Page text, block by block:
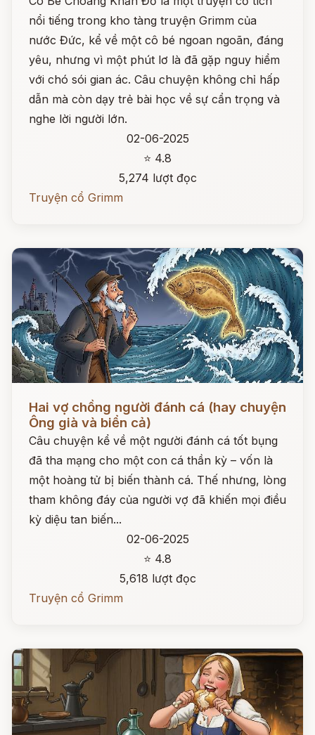
nổi tiếng trong kho tàng truyện Grimm của
nước Đức, kể về một cô bé ngoan ngoãn, đáng
yêu, nhưng vì một phút lơ là đã gặp nguy hiểm
với chó sói gian ác. Câu chuyện không chỉ hấp
dẫn mà còn dạy trẻ bài học về sự cẩn trọng và
nghe lời người lớn.
02-06-2025
⭐ 4.8
5,274 lượt đọc
Truyện cổ Grimm
Hai vợ chồng người đánh cá (hay chuyện
Ông già và biển cả)
Câu chuyện kể về một người đánh cá tốt bụng
đã tha mạng cho một con cá thần kỳ – vốn là
một hoàng tử bị biến thành cá. Thế nhưng, lòng
tham không đáy của người vợ đã khiến mọi điều
kỳ diệu tan biến...
02-06-2025
⭐ 4.8
5,618 lượt đọc
Truyện cổ Grimm